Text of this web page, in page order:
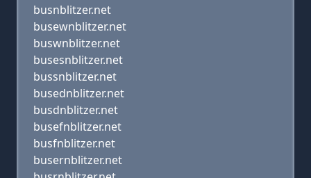
busnblitzer.net
busewnblitzer.net
buswnblitzer.net
busesnblitzer.net
bussnblitzer.net
busednblitzer.net
busdnblitzer.net
busefnblitzer.net
busfnblitzer.net
busernblitzer.net